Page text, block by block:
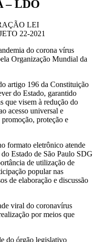
– LDO
LEI
22-2021
do corona vírus
Organização Mundial da
artigo 196 da Constituição
do Estado, garantido
que visem à redução do
acesso universal e
proteção e
formato eletrônico atende
Estado de São Paulo SDG
de utilização de
popular nas
de elaboração e discussão
viral do coronavírus
por meios que
do órgão legislativo